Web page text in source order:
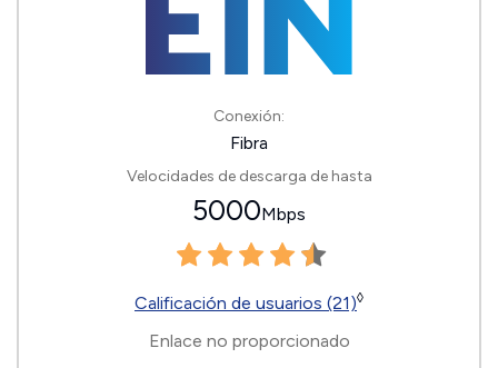
Conexión:
Fibra
Velocidades de descarga de hasta
5000Mbps
Calificación de usuarios (21)◊
Enlace no proporcionado